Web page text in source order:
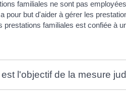
familiales ne sont pas
pour but d'aider à gérer les
prestations familiales est confiée à
l'objectif de la mesure